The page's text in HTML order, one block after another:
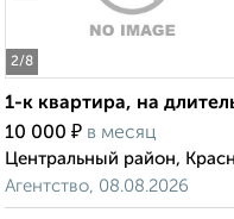
2/8
1-к квартира, на
10 000 ₽ в месяц
Центральный район,
Агентство, 08.08.2026